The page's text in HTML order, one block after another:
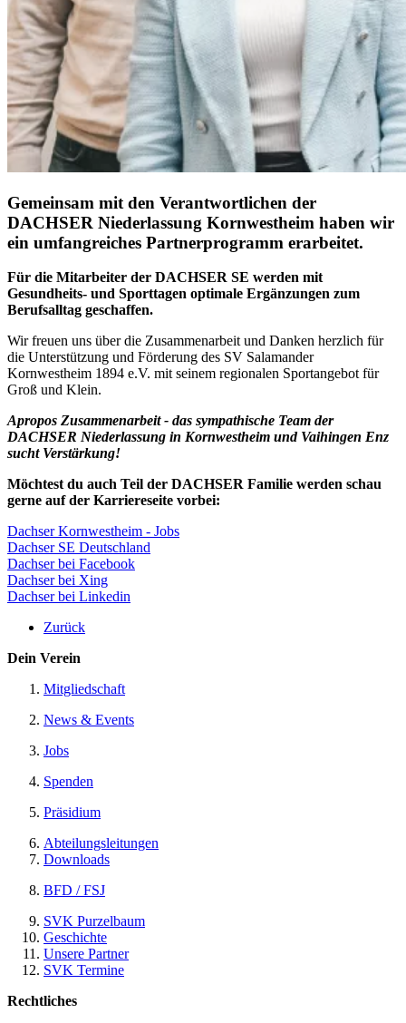
Gemeinsam mit den Verantwortlichen der
DACHSER Niederlassung Kornwestheim haben wir
ein umfangreiches Partnerprogramm erarbeitet.
Für die Mitarbeiter der DACHSER SE werden mit
Gesundheits- und Sporttagen optimale Ergänzungen zum
Berufsalltag geschaffen.
Wir freuen uns über die Zusammenarbeit und Danken herzlich für
die Unterstützung und Förderung des SV Salamander
Kornwestheim 1894 e.V. mit seinem regionalen Sportangebot für
Groß und Klein.
Apropos Zusammenarbeit - das sympathische Team der
DACHSER Niederlassung in Kornwestheim und Vaihingen Enz
sucht Verstärkung!
Möchtest du auch Teil der DACHSER Familie werden schau
gerne auf der Karriereseite vorbei:
Dachser Kornwestheim - Jobs
Dachser SE Deutschland
Dachser bei Facebook
Dachser bei Xing
Dachser bei Linkedin
Zurück
Dein Verein
Mitgliedschaft
News & Events
Jobs
Spenden
Präsidium
Abteilungsleitungen
Downloads
BFD / FSJ
SVK Purzelbaum
Geschichte
Unsere Partner
SVK Termine
Rechtliches